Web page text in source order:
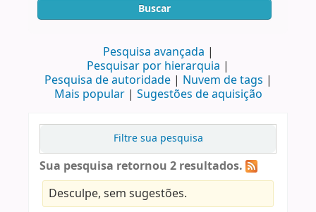
Buscar
Pesquisa avançada
Pesquisar por hierarquia
Pesquisa de autoridade
Nuvem de tags
Mais popular
Sugestões de aquisição
Filtre sua pesquisa
Sua pesquisa retornou 2 resultados.
Desculpe, sem sugestões.